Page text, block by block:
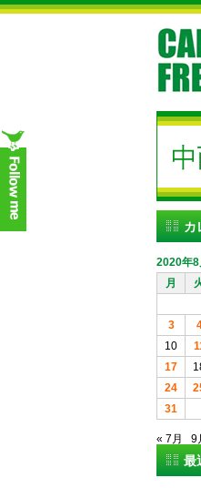
カ
2020年8
月
3
10
17
24
31
« 7月 9
最